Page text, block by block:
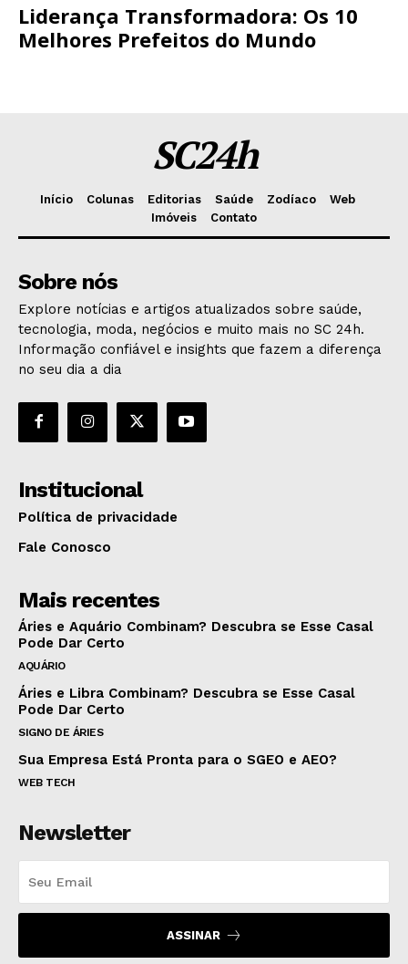
Liderança Transformadora: Os 10
Melhores Prefeitos do Mundo
SC24h
Início Colunas Editorias Saúde Zodíaco
Web
Imóveis
Contato
Sobre nós
Explore notícias e artigos atualizados sobre saúde,
tecnologia, moda, negócios e muito mais no SC 24h.
Informação confiável e insights que fazem a diferença
no seu dia a dia
Institucional
Política de privacidade
Fale Conosco
Mais recentes
Áries e Aquário Combinam? Descubra se Esse Casal
Pode Dar Certo
AQUÁRIO
Áries e Libra Combinam? Descubra se Esse Casal
Pode Dar Certo
SIGNO DE ÁRIES
Sua Empresa Está Pronta para o SGEO e AEO?
WEB TECH
Newsletter
ASSINAR